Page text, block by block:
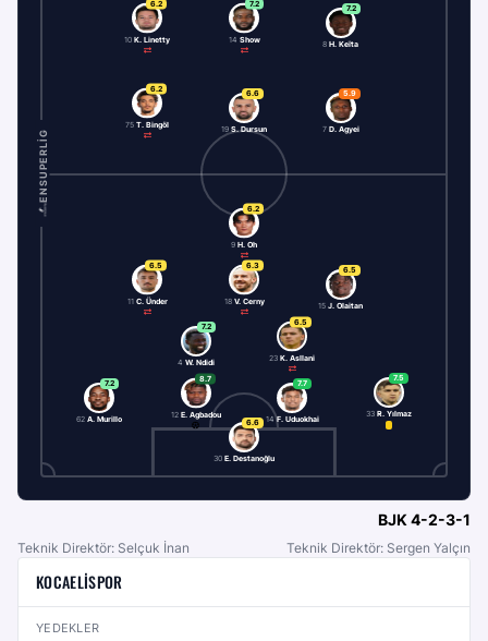
ENSUPERLIG
7.2
8 H. Keïta
7.2
14 Show
6.2
10 K. Linetty
5.9
7 D. Agyei
6.6
19 S. Dursun
6.2
75 T. Bingöl
6.6
30 E. Destanoğlu
7.2
62 A. Murillo
8.7
12 E. Agbadou
7.7
14 F. Uduokhai
7.5
33 R. Yılmaz
7.2
4 W. Ndidi
6.5
23 K. Asllani
6.5
11 C. Ünder
6.3
18 V. Cerny
6.5
15 J. Olaitan
6.2
9 H. Oh
BJK 4-2-3-1
Teknik Direktör: Selçuk İnan Teknik Direktör: Sergen Yalçın
KOCAELISPOR
YEDEKLER